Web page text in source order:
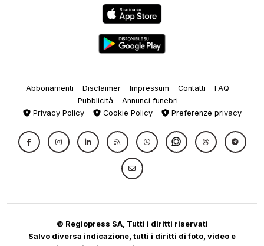
Abbonamenti Disclaimer Impressum Contatti
FAQ
Pubblicità
Annunci funebri
Privacy Policy
Cookie Policy Preferenze privacy
© Regiopress SA, Tutti i diritti riservati
Salvo diversa indicazione, tutti i diritti di foto, video e